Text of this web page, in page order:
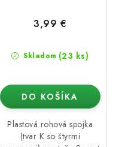
Skladom (23 ks)
3,99 €
DO KOŠÍKA
Plastová rohová spojka
(tvar K so štyrmi